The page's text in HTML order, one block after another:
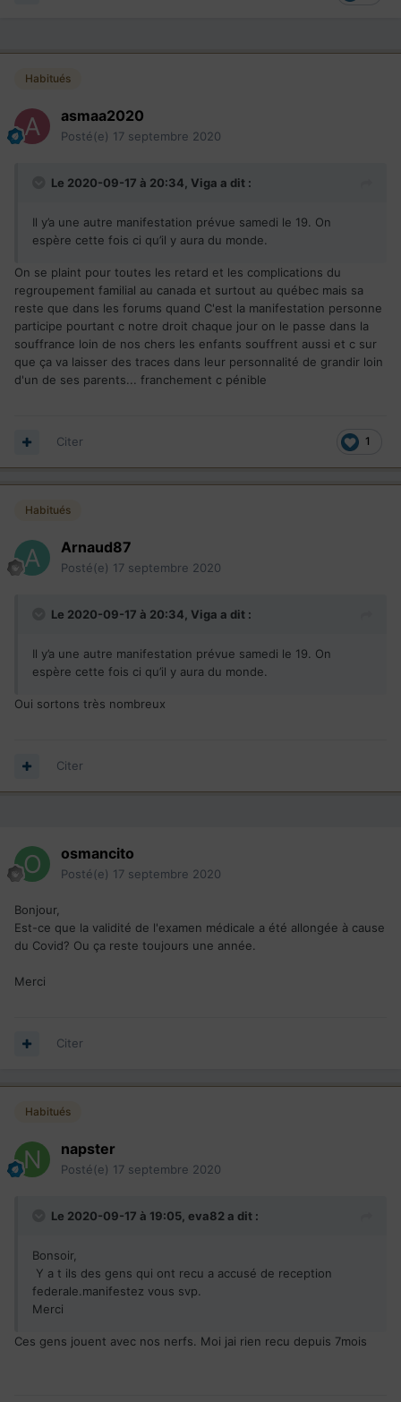
Habitués
asmaa2020
Posté(e) 17 septembre 2020
Le 2020-09-17 à 20:34, Viga a dit :
Il y’a une autre manifestation prévue samedi le 19. On
espère cette fois ci qu’il y aura du monde.
On se plaint pour toutes les retard et les complications du
regroupement familial au canada et surtout au québec mais sa
reste que dans les forums quand C'est la manifestation personne
participe pourtant c notre droit chaque jour on le passe dans la
souffrance loin de nos chers les enfants souffrent aussi et c sur
que ça va laisser des traces dans leur personnalité de grandir loin
d'un de ses parents... franchement c pénible
1
Citer
Habitués
Arnaud87
Posté(e) 17 septembre 2020
Le 2020-09-17 à 20:34, Viga a dit :
Il y’a une autre manifestation prévue samedi le 19. On
espère cette fois ci qu’il y aura du monde.
Oui sortons très nombreux
Citer
osmancito
Posté(e) 17 septembre 2020
Bonjour,
Est-ce que la validité de l'examen médicale a été allongée à cause
du Covid? Ou ça reste toujours une année.
Merci
Citer
Habitués
napster
Posté(e) 17 septembre 2020
Le 2020-09-17 à 19:05, eva82a dit :
Bonsoir,
Y a t ils des gens qui ont recu a accusé de reception
federale.manifestez vous svp.
Merci
Ces gens jouent avec nos nerfs. Moi jai rien recu depuis 7mois